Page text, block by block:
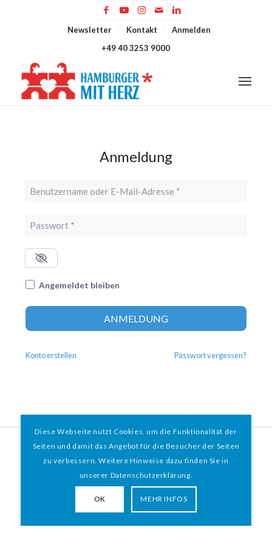
Newsletter Kontakt
Anmelden
+49 40 3253 9000
Anmeldung
Benutzername oder E-Mail-Adresse
Passwort *
Angemeldet bleiben
ANMELDUNG
Konto erstellen Passwort vergessen?
© 2026 HAMBURGER*MIT HERZ e.V. | WEBDESIGN BY WEBIGAMI
Diese Webseite nutzt Cookies, um die Funktionalität der
Seiten und damit das Angebot für die Besucher der Seiten
zu verbessern. Weitere Hinweise dazu finden Sie in
unserer Datenschutzerklärung.
OK MEHR INFOS